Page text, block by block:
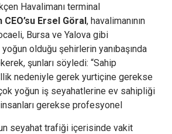
Havalimanı terminal
CEO’su Ersel Göral, havalimanının
Bursa ve Yalova gibi
olduğu şehirlerin yanıbaşında
şunları söyledi: “Sahip
nedeniyle gerek yurtiçine gerekse
yoğun iş seyahatlerine ev sahipliği
gerekse profesyonel
seyahat trafiği içerisinde vakit